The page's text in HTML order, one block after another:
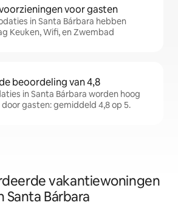
voor gasten
in Santa Bárbara hebben
Keuken, Wifi, en Zwembad
beoordeling van 4,8
in Santa Bárbara worden hoog
gasten: gemiddeld 4,8 op 5.
vakantiewoningen
Santa Bárbara